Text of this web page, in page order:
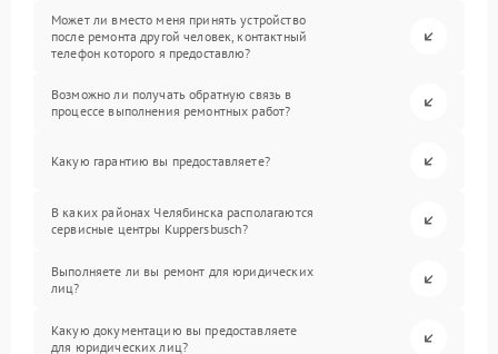
Может ли вместо меня принять устройство
после ремонта другой человек, контактный
телефон которого я предоставлю?
Возможно ли получать обратную связь в
процессе выполнения ремонтных работ?
Какую гарантию вы предоставляете?
В каких районах Челябинска располагаются
сервисные центры Kuppersbusch?
Выполняете ли вы ремонт для юридических
лиц?
Какую документацию вы предоставляете
для юридических лиц?